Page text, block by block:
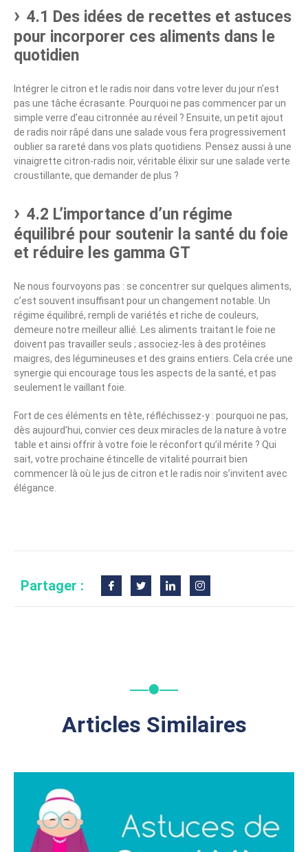
4.1 Des idées de recettes et astuces
pour incorporer ces aliments dans le
quotidien
Intégrer le citron et le radis noir dans votre lever du jour n’est
pas une tâche écrasante. Pourquoi ne pas commencer par un
simple verre d’eau citronnée au réveil ? Ensuite, un petit ajout
de radis noir râpé dans une salade vous fera progressivement
oublier sa rareté dans vos plats quotidiens. Pensez aussi à une
vinaigrette citron-radis noir, véritable élixir sur une salade verte
croustillante, que demander de plus ?
4.2 L’importance d’un régime
équilibré pour soutenir la santé du foie
et réduire les gamma GT
Ne nous fourvoyons pas : se concentrer sur quelques aliments,
c’est souvent insuffisant pour un changement notable. Un
régime équilibré, rempli de variétés et riche de couleurs,
demeure notre meilleur allié. Les aliments traitant le foie ne
doivent pas travailler seuls ; associez-les à des protéines
maigres, des légumineuses et des grains entiers. Cela crée une
synergie qui encourage tous les aspects de la santé, et pas
seulement le vaillant foie.
Fort de ces éléments en tête, réfléchissez-y : pourquoi ne pas,
dès aujourd’hui, convier ces deux miracles de la nature à votre
table et ainsi offrir à votre foie le réconfort qu’il mérite ? Qui
sait, votre prochaine étincelle de vitalité pourrait bien
commencer là où le jus de citron et le radis noir s’invitent avec
élégance.
Partager :
Articles Similaires